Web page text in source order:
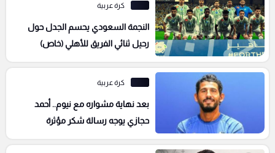
كرة عربية
النجمة السعودي يحسم الجدل حول
رحيل ثنائي الفريق للأهلي (خاص)
كرة عربية
بعد نهاية مشواره مع نيوم.. أحمد
حجازي يوجه رسالة شكر مؤثرة